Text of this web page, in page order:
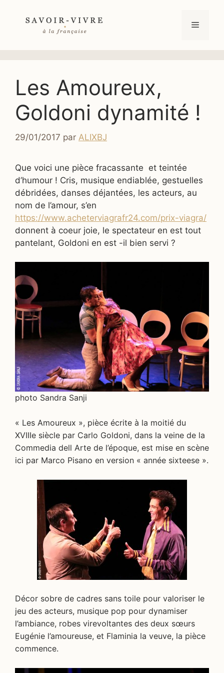
Menu
Les Amoureux,
Goldoni dynamité !
29/01/2017 par ALIXBJ
Que voici une pièce fracassante et teintée
d’humour ! Cris, musique endiablée, gestuelles
débridées, danses déjantées, les acteurs, au
nom de l’amour, s’en
https://www.acheterviagrafr24.com/prix-viagra/
donnent à coeur joie, le spectateur en est tout
pantelant, Goldoni en est -il bien servi ?
photo Sandra Sanji
« Les Amoureux », pièce écrite à la moitié du
XVIIIe siècle par Carlo Goldoni, dans la veine de la
Commedia dell Arte de l’époque, est mise en scène
ici par Marco Pisano en version « année sixteese ».
Décor sobre de cadres sans toile pour valoriser le
jeu des acteurs, musique pop pour dynamiser
l’ambiance, robes virevoltantes des deux sœurs
Eugénie l’amoureuse, et Flaminia la veuve, la pièce
commence.